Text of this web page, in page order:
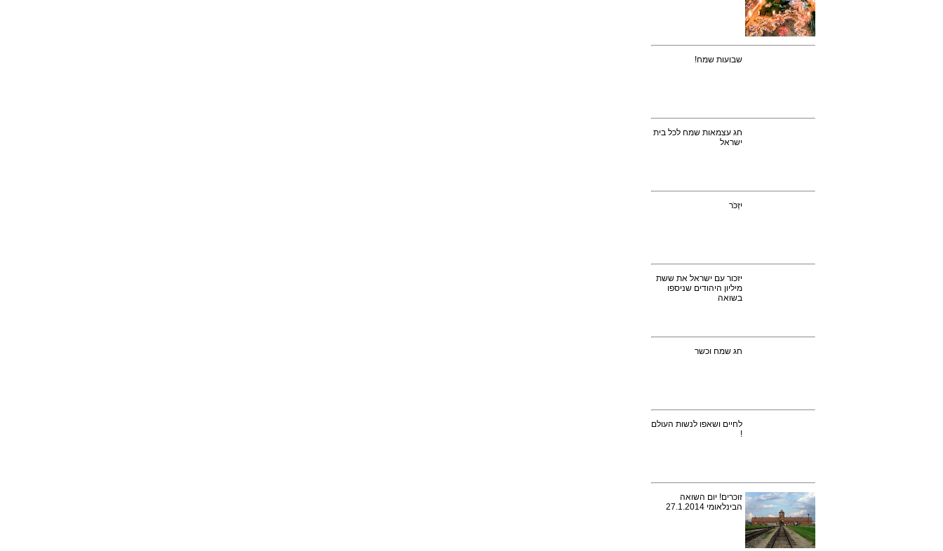
שבועות שמח!
חג עצמאות שמח לכל בית
ישראל
יִזְכֹּר
יזכור עם ישראל את ששת
מיליון היהודים שניספו
בשואה
חג שמח וכשר
לחיים ושאפו לנשות העולם
!
זוכרים! יום השואה
הבינלאומי 27.1.2014